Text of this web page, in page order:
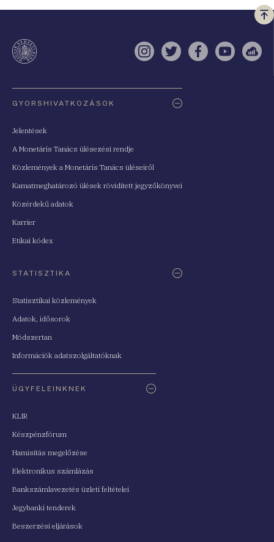
a
Instagram
TwitterFacebook
YouTube
GYORSHIVATKOZÁSOK
Jelentések
A Monetáris Tanács ülésezési rendje
Közlemények a Monetáris Tanács üléseiről
Kamatmeghatározó ülések rövidített jegyzőkönyvei
Közérdekű adatok
Karrier
Etikai kódex
STATISZTIKA
Statisztikai közlemények
Adatok, idősorok
Módszertan
Információk adatszolgáltatóknak
ÜGYFELEINKNEK
KLIR
Készpénzfórum
Hamisítás megelőzése
Elektronikus számlázás
Bankszámlavezetés üzleti feltételei
Jegybanki tenderek
Beszerzési eljárások